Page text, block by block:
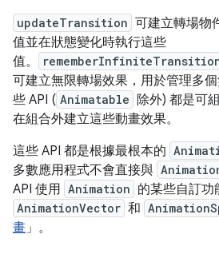
updateTransition 可建立轉場物
值並在狀態變化時執行這些
值。
可建立無限轉場效果，用於管理多
些 API ( Animatable
除外) 都是可
在組合外建立這些動畫效果。
這些 API 都是根據最根本的
多數應用程式不會直接與
API 使用 Animation 的某些自訂功
AnimationVector 和
畫」。